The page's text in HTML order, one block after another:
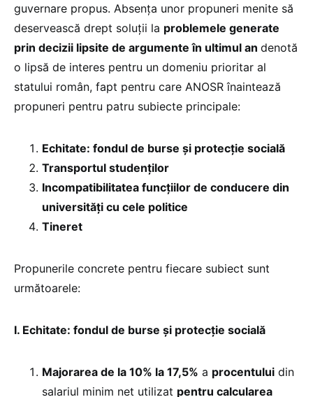
guvernare propus. Absența unor propuneri menite să
deservească drept soluții la problemele generate
prin decizii lipsite de argumente în ultimul an denotă
o lipsă de interes pentru un domeniu prioritar al
statului român, fapt pentru care ANOSR înaintează
propuneri pentru patru subiecte principale:
Echitate: fondul de burse și protecție socială
Transportul studenților
Incompatibilitatea funcțiilor de conducere din
universități cu cele politice
Tineret
Propunerile concrete pentru fiecare subiect sunt
următoarele:
I. Echitate: fondul de burse și protecție socială
Majorarea de la 10% la 17,5% a procentului din
salariul minim net utilizat pentru calcularea